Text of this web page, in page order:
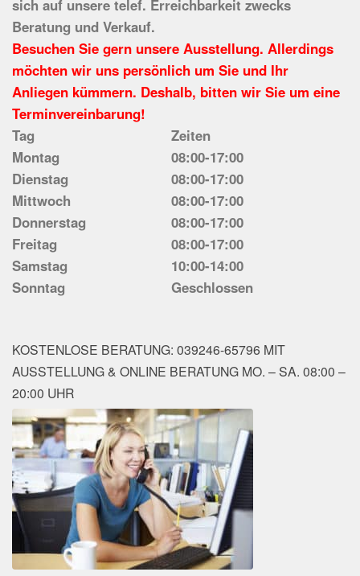
sich auf unsere telef. Erreichbarkeit zwecks
Beratung und Verkauf.
Besuchen Sie gern unsere Ausstellung. Allerdings
möchten wir uns persönlich um Sie und Ihr
Anliegen kümmern. Deshalb, bitten wir Sie um eine
Terminvereinbarung!
Tag
Zeiten
Montag
08:00-17:00
Dienstag
08:00-17:00
Mittwoch
08:00-17:00
Donnerstag
08:00-17:00
Freitag
08:00-17:00
Samstag
10:00-14:00
Sonntag
Geschlossen
KOSTENLOSE BERATUNG: 039246-65796 MIT
AUSSTELLUNG & ONLINE BERATUNG MO. – SA. 08:00 –
20:00 UHR